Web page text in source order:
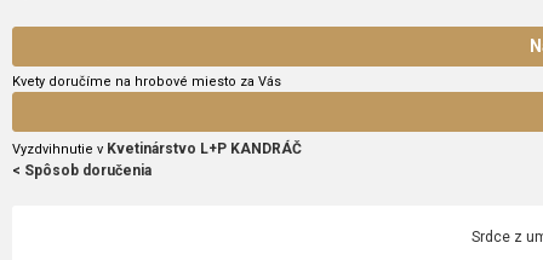
Kvety doručíme na hrobové miesto za Vás
Vyzdvihnutie v Kvetinárstvo L+P KANDRÁČ
< Spôsob doručenia
Srdce z